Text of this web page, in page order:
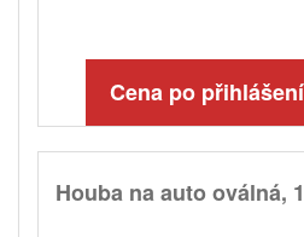
Cena po přihlášení
Houba na auto oválná,